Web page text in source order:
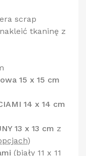
scrap
tkaninę z
15 x 15 cm
14 x 14 cm
13 x 13 cm z
)
(biały 11 x 11